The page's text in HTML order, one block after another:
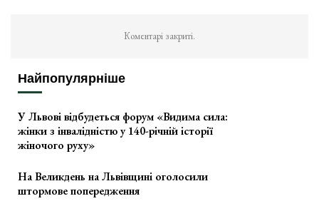
Коментарі закриті.
Найпопулярніше
У Львові відбудеться форум «Видима сила:
жінки з інвалідністю у 140-річній історії
жіночого руху»
На Великдень на Львівщині оголосили
штормове попередження